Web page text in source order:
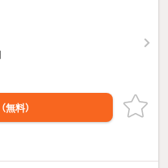
（無料）